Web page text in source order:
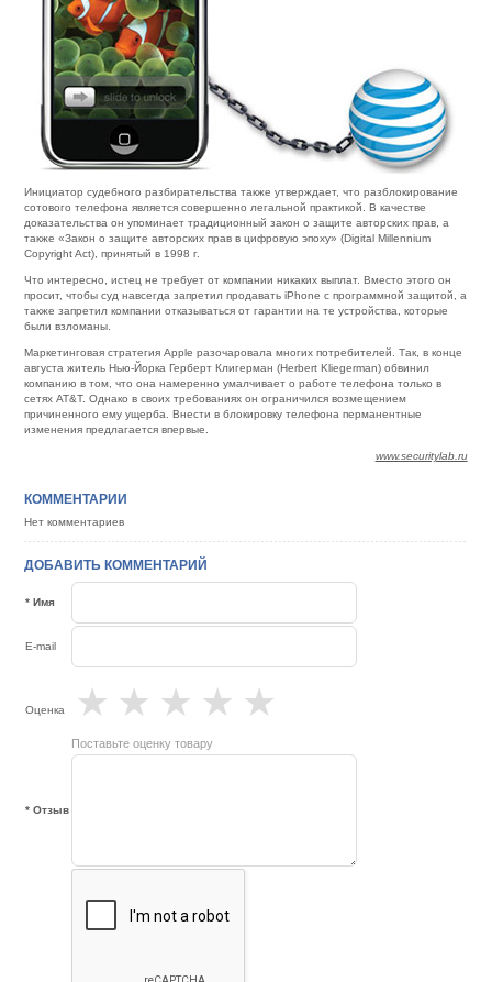
Инициатор судебного разбирательства также утверждает, что разблокирование
сотового телефона является совершенно легальной практикой. В качестве
доказательства он упоминает традиционный закон о защите авторских прав, а
также «Закон о защите авторских прав в цифровую эпоху» (Digital Millennium
Copyright Act), принятый в 1998 г.
Что интересно, истец не требует от компании никаких выплат. Вместо этого он
просит, чтобы суд навсегда запретил продавать iPhone с программной защитой, а
также запретил компании отказываться от гарантии на те устройства, которые
были взломаны.
Маркетинговая стратегия Apple разочаровала многих потребителей. Так, в конце
августа житель Нью-Йорка Герберт Клигерман (Herbert Kliegerman) обвинил
компанию в том, что она намеренно умалчивает о работе телефона только в
сетях AT&T. Однако в своих требованиях он ограничился возмещением
причиненного ему ущерба. Внести в блокировку телефона перманентные
изменения предлагается впервые.
www.securitylab.ru
КОММЕНТАРИИ
Нет комментариев
ДОБАВИТЬ КОММЕНТАРИЙ
* Имя
E-mail
Оценка ★
★
★
★
★
Поставьте оценку товару
* Отзыв